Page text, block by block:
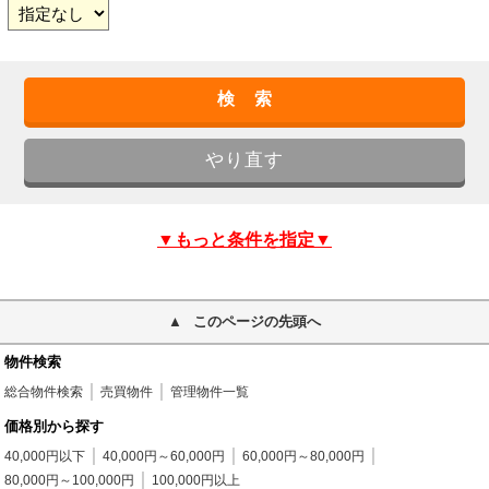
▼もっと条件を指定▼
このページの先頭へ
物件検索
総合物件検索 売買物件 管理物件一覧
価格別から探す
40,000円以下 40,000円～60,000円
60,000円～80,000円
80,000円～100,000円
100,000円以上